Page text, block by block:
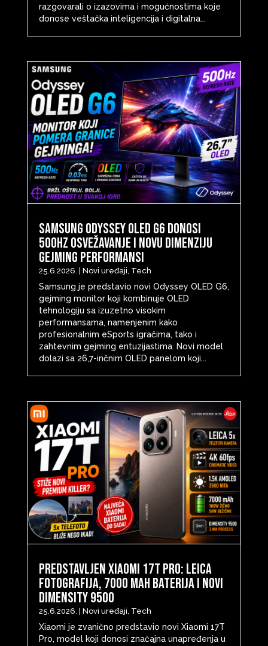
razgovarali o izazovima i mogućnostima koje
donose veštačka inteligencija i digitalna...
Samsung Odyssey OLED G6 donosi
500Hz osvežavanje i novu dimenziju
gejming performansi
25.6.2026. Novi uređaji, Tech
Samsung je predstavio novi Odyssey OLED G6,
gejming monitor koji kombinuje OLED
tehnologiju sa izuzetno visokim
performansama, namenjenim kako
profesionalnim eSports igračima, tako i
zahtevnim gejming entuzijastima. Novi model
dolazi sa 26,7-inčnim OLED panelom koji...
Predstavljen Xiaomi 17T Pro: Leica
fotografija, 7000 mAh baterija i novi
Dimensity 9500
25.6.2026. Novi uređaji, Tech
Xiaomi je zvanično predstavio novi Xiaomi 17T
Pro, model koji donosi značajna unapređenja u